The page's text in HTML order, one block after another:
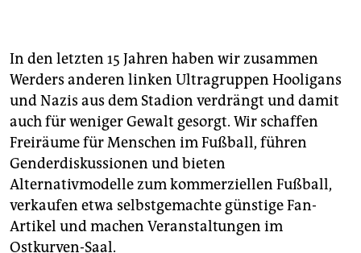
In den letzten 15 Jahren haben wir zusammen
Werders anderen linken Ultragruppen Hooligans
und Nazis aus dem Stadion verdrängt und damit
auch für weniger Gewalt gesorgt. Wir schaffen
Freiräume für Menschen im Fußball, führen
Genderdiskussionen und bieten
Alternativmodelle zum kommerziellen Fußball,
verkaufen etwa selbstgemachte günstige Fan-
Artikel und machen Veranstaltungen im
Ostkurven-Saal.